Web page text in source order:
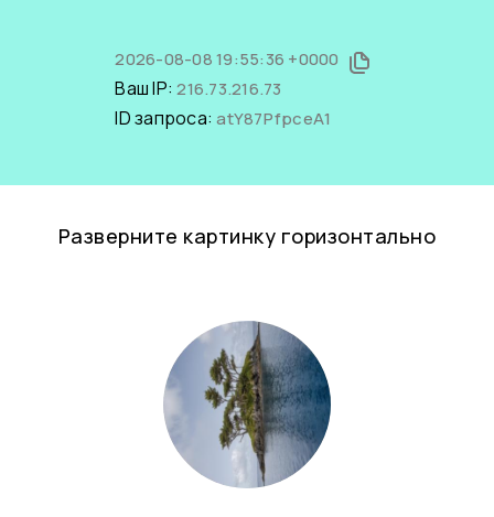
2026-08-08 19:55:36 +0000
Ваш IP:216.73.216.73
ID запроса:atY87PfpceA1
Разверните картинку горизонтально